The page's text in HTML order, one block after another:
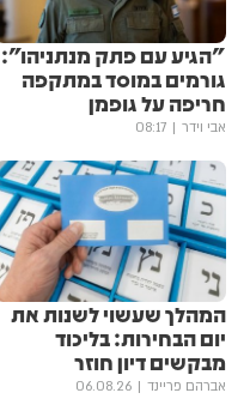
"הגיע עם פתק מנתניהו":
גורמים במוסד במתקפה
חריפה על גופמן
אבי וידר 08:17
המהלך שעשוי לשנות את
יום הבחירות: בליכוד
מבקשים דיון חוזר
אברהם פריינד 06.08.26